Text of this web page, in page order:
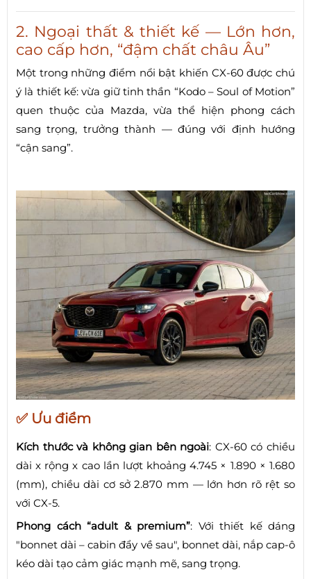
2. Ngoại thất & thiết kế — Lớn hơn,
cao cấp hơn, “đậm chất châu Âu”
Một trong những điểm nổi bật khiến CX-60 được chú
ý là thiết kế: vừa giữ tinh thần “Kodo – Soul of Motion”
quen thuộc của Mazda, vừa thể hiện phong cách
sang trọng, trưởng thành — đúng với định hướng
“cận sang”.
✅ Ưu điểm
Kích thước và không gian bên ngoài: CX-60 có chiều
dài x rộng x cao lần lượt khoảng 4.745 × 1.890 × 1.680
(mm), chiều dài cơ sở 2.870 mm — lớn hơn rõ rệt so
với CX-5.
Phong cách “adult & premium”: Với thiết kế dáng
"bonnet dài – cabin đẩy về sau", bonnet dài, nắp cap-ô
kéo dài tạo cảm giác mạnh mẽ, sang trọng.